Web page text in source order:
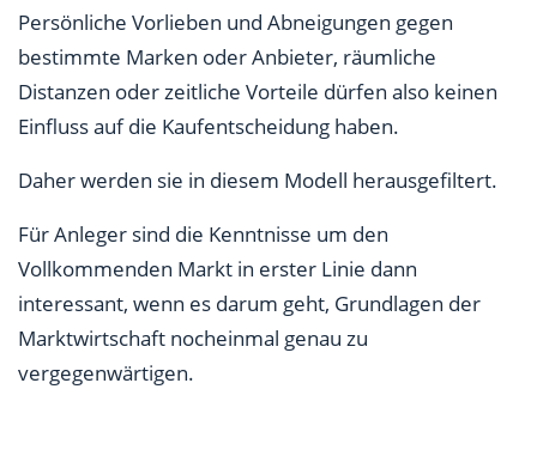
Persönliche Vorlieben und Abneigungen gegen
bestimmte Marken oder Anbieter, räumliche
Distanzen oder zeitliche Vorteile dürfen also keinen
Einfluss auf die Kaufentscheidung haben.
Daher werden sie in diesem Modell herausgefiltert.
Für Anleger sind die Kenntnisse um den
Vollkommenden Markt in erster Linie dann
interessant, wenn es darum geht, Grundlagen der
Marktwirtschaft nocheinmal genau zu
vergegenwärtigen.